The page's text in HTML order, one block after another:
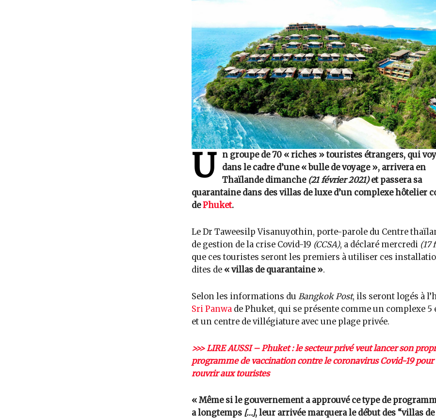
U
n groupe de 70 « riches » touristes étrangers, qui
dans le cadre d’une « bulle de voyage », arrivera en
Thaïlande dimanche (21 février 2021)et passera sa
quarantaine dans des villas de luxe d’un complexe hôtelier
dePhuket.
Le Dr Taweesilp Visanuyothin, porte-parole du Centre
de gestion de la crise Covid-19 (CCSA), a déclaré mercredi (17
que ces touristes seront les premiers à utiliser ces
dites de « villas de quarantaine ».
Selon les informations du Bangkok Post, ils seront logés à
Sri Panwade Phuket, qui se présente comme un complexe 5
et un centre de villégiature avec une plage privée.
>>> LIRE AUSSI – Phuket : le secteur privé veut lancer son
programme de vaccination contre le coronavirus Covid-19 pour
rouvrir aux touristes
« Même si le gouvernement a approuvé ce type de
a longtemps […], leur arrivée marquera le début des “villas de